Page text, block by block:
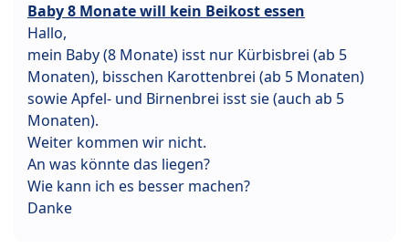
Baby 8 Monate will kein Beikost essen
Hallo,
mein Baby (8 Monate) isst nur Kürbisbrei (ab 5
Monaten), bisschen Karottenbrei (ab 5 Monaten)
sowie Apfel- und Birnenbrei isst sie (auch ab 5
Monaten).
Weiter kommen wir nicht.
An was könnte das liegen?
Wie kann ich es besser machen?
Danke